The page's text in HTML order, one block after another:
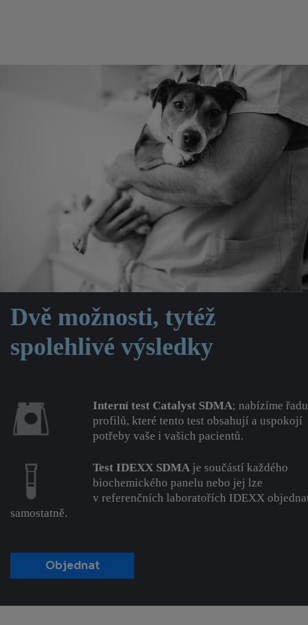
Dvě možnosti, tytéž
spolehlivé výsledky
Interní test Catalyst SDMA; nabízíme řadu
profilů, které tento test obsahují a uspokojí
potřeby vaše i vašich pacientů.
Test IDEXX SDMA je součástí každého
biochemického panelu nebo jej lze
v referenčních laboratořích IDEXX
samostatně.
Objednat